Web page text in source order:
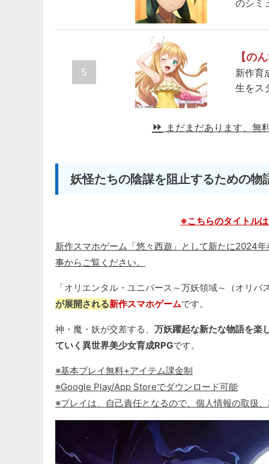
のシミ
5
【の
新作育
生をス
まだまだあります、無
妖怪たちの陰謀を阻止するための
※こちらのタイトル
新作スマホゲーム「悠々西遊」として新たに2024
事からご覧ください。
「オリエンタル・ユニバース～万妖領域～（オリバ
が展開される新作スマホゲームです。
神・魔・妖が交差する、 万妖躍起な新たな物語を楽
ていく異世界美少女育成RPGです。
※基本プレイ無料+アイテム課金制
※Google Play/App Storeでダウンロード可能
※プレイは、自己責任となるので、個人情報の取扱